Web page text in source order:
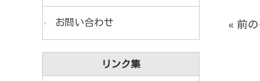
« 前
お問い合わせ
リンク集